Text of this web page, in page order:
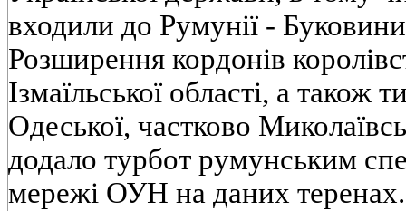
входили до Румунії - Буковини
Розширення кордонів
Ізмаїльської області, а також
Одеської, частково
додало турбот румунським
мережі ОУН на даних теренах.